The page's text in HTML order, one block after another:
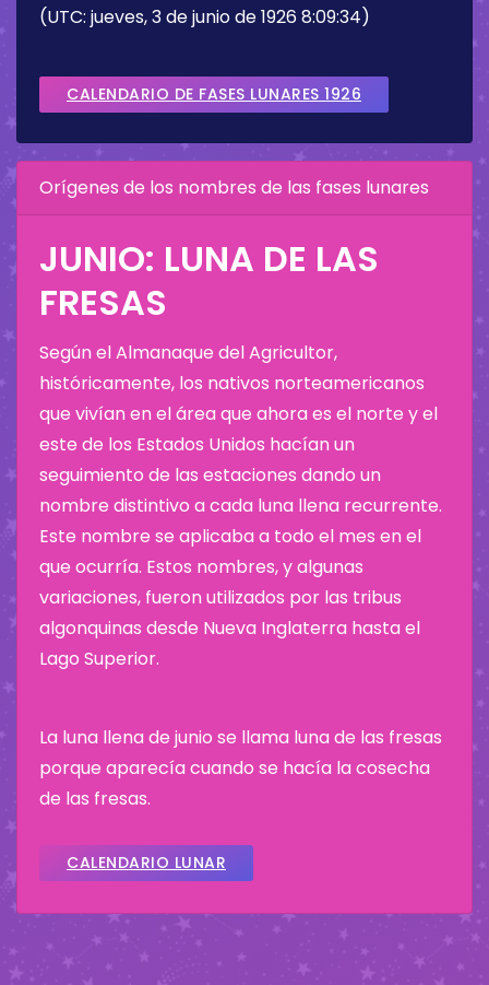
(UTC: jueves, 3 de junio de 1926 8:09:34)
CALENDARIO DE FASES LUNARES 1926
Orígenes de los nombres de las fases lunares
JUNIO: LUNA DE LAS
FRESAS
Según el Almanaque del Agricultor,
históricamente, los nativos norteamericanos
que vivían en el área que ahora es el norte y el
este de los Estados Unidos hacían un
seguimiento de las estaciones dando un
nombre distintivo a cada luna llena recurrente.
Este nombre se aplicaba a todo el mes en el
que ocurría. Estos nombres, y algunas
variaciones, fueron utilizados por las tribus
algonquinas desde Nueva Inglaterra hasta el
Lago Superior.
La luna llena de junio se llama luna de las fresas
porque aparecía cuando se hacía la cosecha
de las fresas.
CALENDARIO LUNAR